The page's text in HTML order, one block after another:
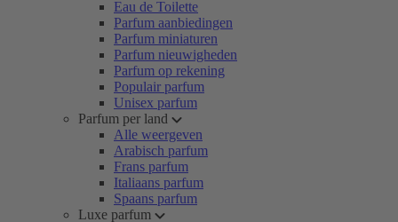
Eau de Toilette
Parfum aanbiedingen
Parfum miniaturen
Parfum nieuwigheden
Parfum op rekening
Populair parfum
Unisex parfum
Parfum per land
Alle weergeven
Arabisch parfum
Frans parfum
Italiaans parfum
Spaans parfum
Luxe parfum